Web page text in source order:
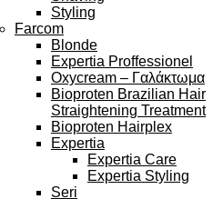
Styling
Farcom
Blonde
Expertia Proffessionel
Oxycream – Γαλάκτωμα
Bioproten Brazilian Hair
Straightening Treatment
Bioproten Hairplex
Expertia
Expertia Care
Expertia Styling
Seri